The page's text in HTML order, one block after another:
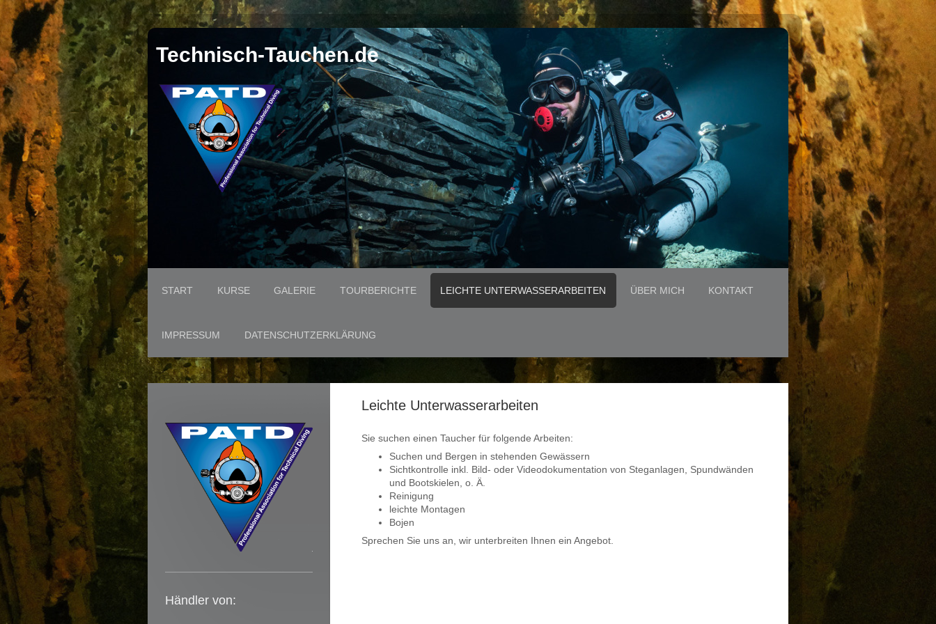
Technisch-Tauchen.de
START KURSE GALERIE TOURBERICHTE LEICHTE UNTERWASSERARBEITEN ÜBER MICH KONTAKT
IMPRESSUM DATENSCHUTZERKLÄRUNG
Leichte Unterwasserarbeiten
Sie suchen einen Taucher für folgende Arbeiten:
Suchen und Bergen in stehenden Gewässern
Sichtkontrolle inkl. Bild- oder Videodokumentation von Steganlagen, Spundwänden
und Bootskielen, o. Ä.
Reinigung
leichte Montagen
Bojen
Sprechen Sie uns an, wir unterbreiten Ihnen ein Angebot.
Händler von: